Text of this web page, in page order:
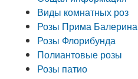
Виды комнатных роз
Розы Прима Балерина
Розы Флорибунда
Полиантовые розы
Розы патио